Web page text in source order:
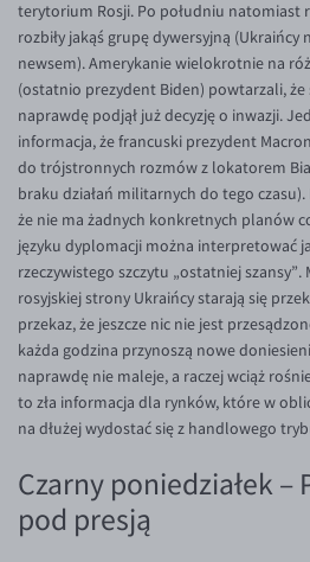
JPY/PLN
NZD/PLN
RON/PLN
SGD/PLN
TRY/PLN
ZAR/PLN
EUR/USD
EUR/GBP
EUR/CHF
EUR/CZK
EUR/DKK
EUR/SEK
EUR/AUD
Przelewy zagraniczne
Słowniczek
terytorium Rosji. Po południu natomiast
rozbiły jakąś grupę dywersyjną
newsem). Amerykanie wielokrotnie na
(ostatnio prezydent Biden) powtarzali,
naprawdę podjął już decyzję o inwazji.
informacja, że francuski prezydent
do trójstronnych rozmów z lokatorem
braku działań militarnych do tego
że nie ma żadnych konkretnych planów
języku dyplomacji można interpretować
rzeczywistego szczytu „ostatniej
rosyjskiej strony Ukraińcy starają się
przekaz, że jeszcze nic nie jest
każda godzina przynoszą nowe
naprawdę nie maleje, a raczej wciąż
to zła informacja dla rynków, które w
na dłużej wydostać się z handlowego
Czarny poniedziałek –
pod presją